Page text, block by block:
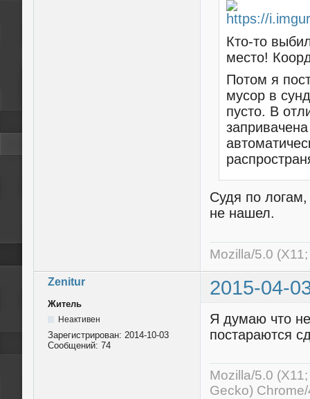
Кто-то
место!
Потом я
мусор в
пусто. В
Судя по
не нашел.
Mozilla/5.0
Zenitur 2015-04-
Житель
Неактивен
Зарегистрирован: 2014-10-03
Сообщений: 74
Я думаю что
постараются
Mozilla/5.0
Gecko)